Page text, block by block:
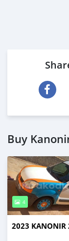
Buy
4
2023 KANONIR